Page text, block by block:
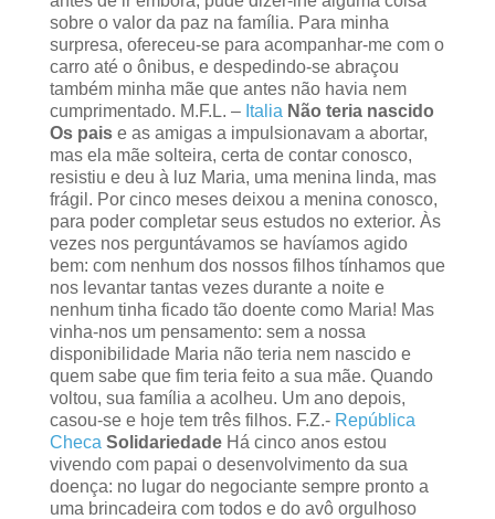
sobre o valor da paz na família. Para minha
surpresa, ofereceu-se para acompanhar-me com o
carro até o ônibus, e despedindo-se abraçou
também minha mãe que antes não havia nem
cumprimentado. M.F.L. – Italia Não teria nascido
Os paise as amigas a impulsionavam a abortar,
mas ela mãe solteira, certa de contar conosco,
resistiu e deu à luz Maria, uma menina linda, mas
frágil. Por cinco meses deixou a menina conosco,
para poder completar seus estudos no exterior. Às
vezes nos perguntávamos se havíamos agido
bem: com nenhum dos nossos filhos tínhamos que
nos levantar tantas vezes durante a noite e
nenhum tinha ficado tão doente como Maria! Mas
vinha-nos um pensamento: sem a nossa
disponibilidade Maria não teria nem nascido e
quem sabe que fim teria feito a sua mãe. Quando
voltou, sua família a acolheu. Um ano depois,
casou-se e hoje tem três filhos. F.Z.- República
Checa SolidariedadeHá cinco anos estou
vivendo com papai o desenvolvimento da sua
doença: no lugar do negociante sempre pronto a
uma brincadeira com todos e do avô orgulhoso